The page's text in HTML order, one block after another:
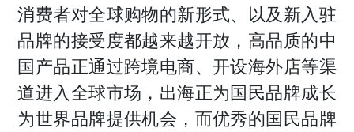
消费者对全球购物的新形式、以及新入驻
品牌的接受度都越来越开放，高品质的中
国产品正通过跨境电商、开设海外店等渠
道进入全球市场，出海正为国民品牌成长
为世界品牌提供机会，而优秀的国民品牌